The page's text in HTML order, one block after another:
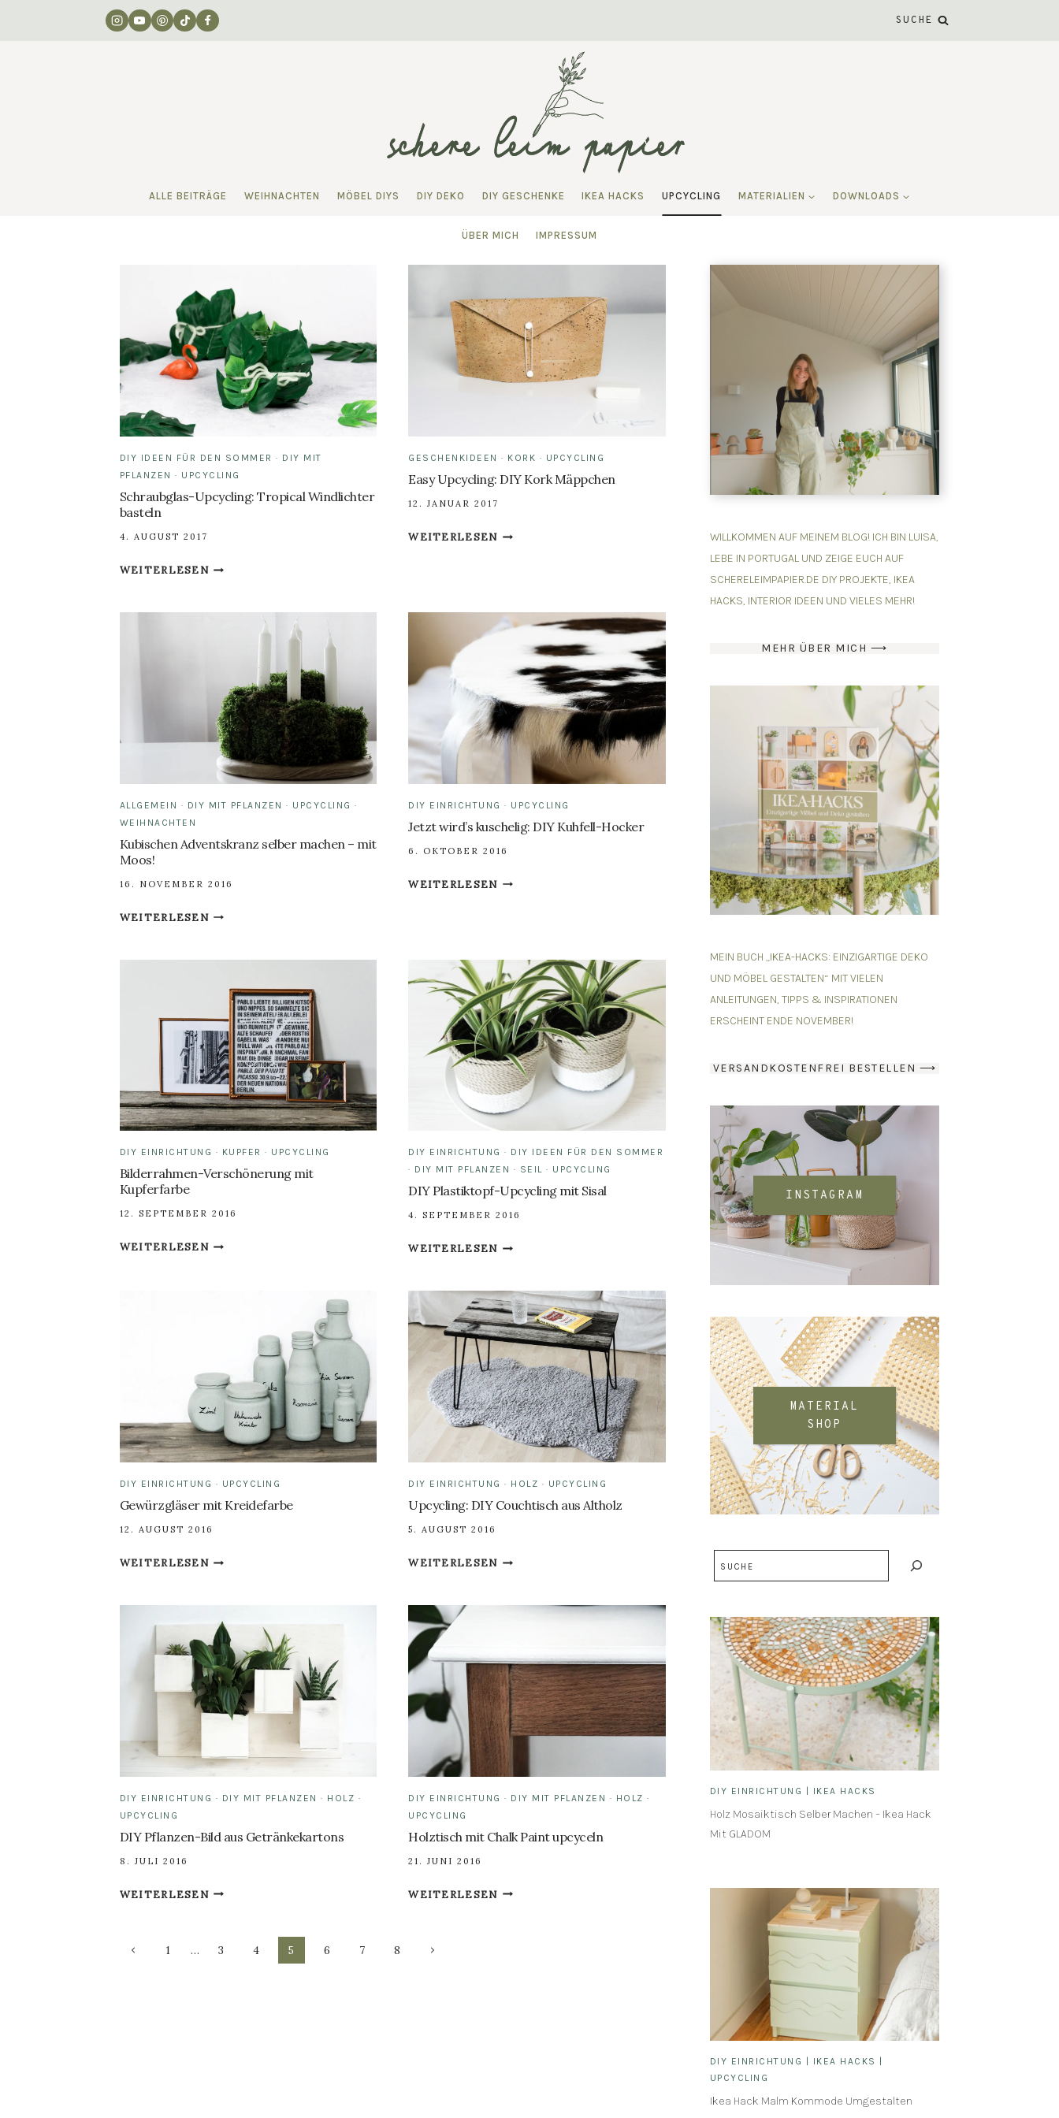
SUCHE
ALLE BEITRÄGE WEIHNACHTEN MÖBEL DIYS DIY DEKO DIY GESCHENKE IKEA HACKS UPCYCLING MATERIALIEN DOWNLOADS
ÜBER MICH IMPRESSUM
DIY IDEEN FÜR DEN SOMMER · DIY MIT
PFLANZEN · UPCYCLING
Schraubglas-Upcycling: Tropical Windlichter
basteln
4. AUGUST 2017
WEITERLESENSCHRAUBGLAS-
WINDLICHTER
GESCHENKIDEEN · KORK · UPCYCLING
Easy Upcycling: DIY Kork Mäppchen
12. JANUAR 2017
WEITERLESENEASY
ALLGEMEIN · DIY MIT PFLANZEN · UPCYCLING ·
WEIHNACHTEN
Kubischen Adventskranz selber machen – mit
Moos!
16. NOVEMBER 2016
WEITERLESENKUBISCHEN
MIT
MOOS!
DIY EINRICHTUNG · UPCYCLING
Jetzt wird’s kuschelig: DIY Kuhfell-Hocker
6. OKTOBER 2016
WEITERLESENJETZT
HOCKER
DIY EINRICHTUNG · KUPFER · UPCYCLING
Bilderrahmen-Verschönerung mit
Kupferfarbe
12. SEPTEMBER 2016
WEITERLESENBILDERRAHMEN-
DIY EINRICHTUNG · DIY IDEEN FÜR DEN SOMMER
· DIY MIT PFLANZEN · SEIL · UPCYCLING
DIY Plastiktopf-Upcycling mit Sisal
4. SEPTEMBER 2016
WEITERLESENDIY
MIT
SISAL
DIY EINRICHTUNG · UPCYCLING
Gewürzgläser mit Kreidefarbe
12. AUGUST 2016
WEITERLESENGEWÜRZGLÄSER
DIY EINRICHTUNG · HOLZ · UPCYCLING
Upcycling: DIY Couchtisch aus Altholz
5. AUGUST 2016
WEITERLESENUPCYCLING:
DIY EINRICHTUNG · DIY MIT PFLANZEN · HOLZ ·
UPCYCLING
DIY Pflanzen-Bild aus Getränkekartons
8. JULI 2016
WEITERLESENDIY
AUS
GETRÄNKEKARTONS
DIY EINRICHTUNG · DIY MIT PFLANZEN · HOLZ ·
UPCYCLING
Holztisch mit Chalk Paint upcyceln
21. JUNI 2016
WEITERLESENHOLZTISCH
Seitennavigation
Vorherige
1 … 3 4 5 6 7 8
Nächste
WILLKOMMEN AUF MEINEM BLOG! ICH BIN LUISA,
LEBE IN PORTUGAL UND ZEIGE EUCH AUF
SCHERELEIMPAPIER.DE DIY PROJEKTE, IKEA
HACKS, INTERIOR IDEEN UND VIELES MEHR!
MEHR ÜBER MICH ⟶
MEIN BUCH „IKEA-HACKS: EINZIGARTIGE DEKO
UND MÖBEL GESTALTEN“ MIT VIELEN
ANLEITUNGEN, TIPPS & INSPIRATIONEN
ERSCHEINT ENDE NOVEMBER!
VERSANDKOSTENFREI BESTELLEN ⟶
INSTAGRAM
MATERIAL
SHOP
DIY EINRICHTUNG | IKEA HACKS
Holz Mosaiktisch Selber Machen – Ikea Hack
Mit GLADOM
DIY EINRICHTUNG | IKEA HACKS |
UPCYCLING
Ikea Hack Malm Kommode Umgestalten